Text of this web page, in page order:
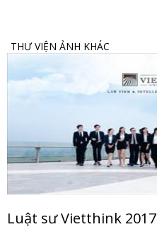
THƯ VIỆN ẢNH KHÁC
Luật sư Vietthink 2017